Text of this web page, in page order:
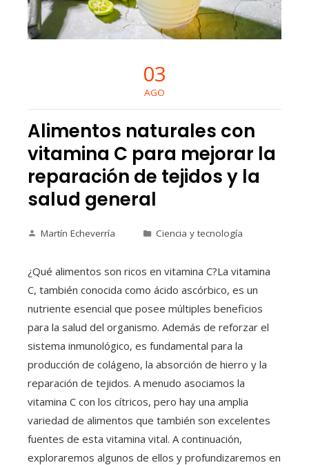
03
AGO
Alimentos naturales con
vitamina C para mejorar la
reparación de tejidos y la
salud general
Martín Echeverría Ciencia y tecnología
¿Qué alimentos son ricos en vitamina C?La vitamina
C, también conocida como ácido ascórbico, es un
nutriente esencial que posee múltiples beneficios
para la salud del organismo. Además de reforzar el
sistema inmunológico, es fundamental para la
producción de colágeno, la absorción de hierro y la
reparación de tejidos. A menudo asociamos la
vitamina C con los cítricos, pero hay una amplia
variedad de alimentos que también son excelentes
fuentes de esta vitamina vital. A continuación,
exploraremos algunos de ellos y profundizaremos en